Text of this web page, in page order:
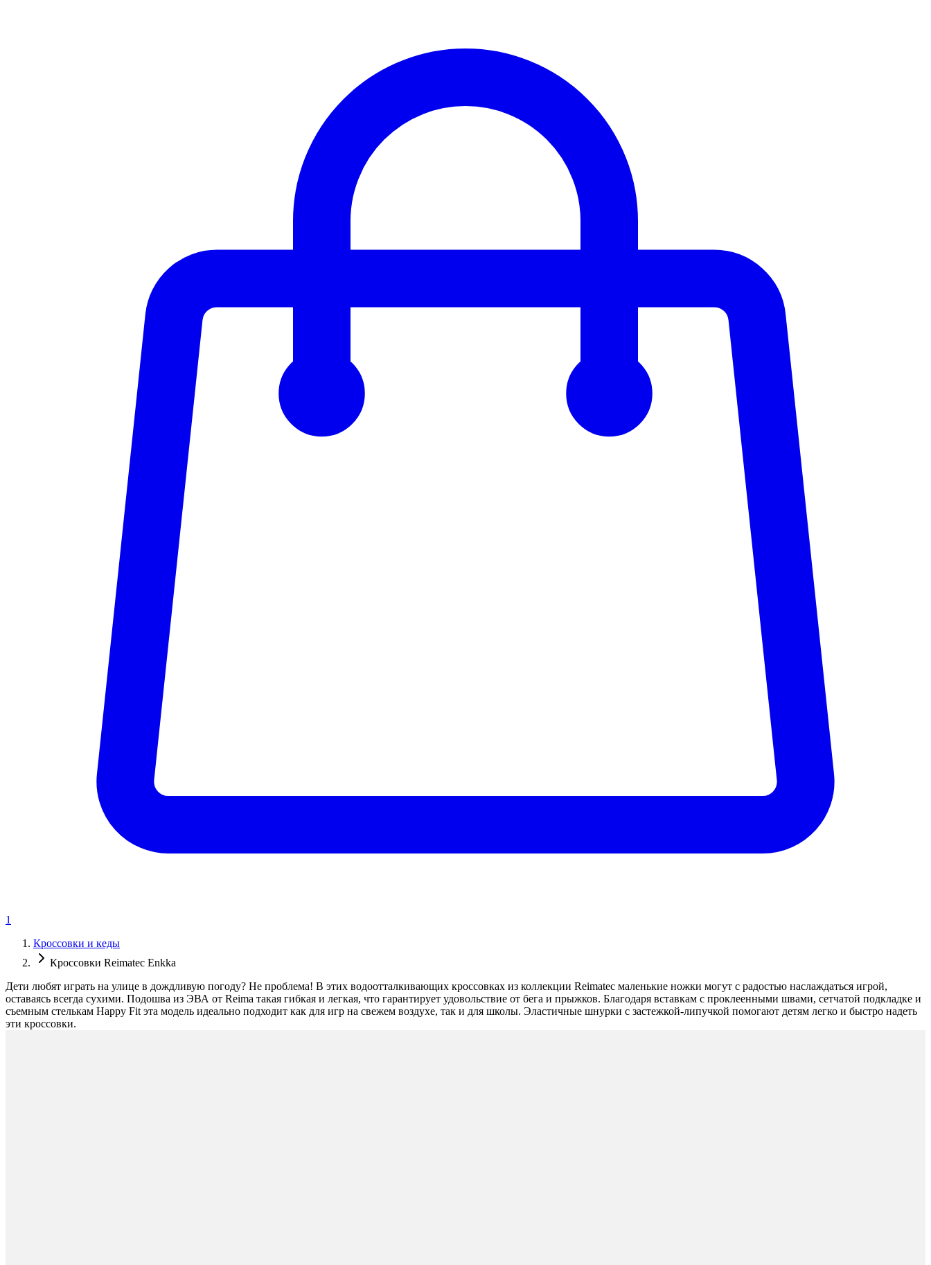
1
Кроссовки и кеды
Кроссовки Reimatec Enkka
Дети любят играть на улице в дождливую погоду? Не проблема! В этих водоотталкивающих кроссовках из коллекции Reimatec маленькие ножки могут с радостью наслаждаться игрой,
оставаясь всегда сухими. Подошва из ЭВА от Reima такая гибкая и легкая, что гарантирует удовольствие от бега и прыжков. Благодаря вставкам с проклеенными швами, сетчатой подкладке и
съемным стелькам Happy Fit эта модель идеально подходит как для игр на свежем воздухе, так и для школы. Эластичные шнурки с застежкой-липучкой помогают детям легко и быстро надеть
эти кроссовки.